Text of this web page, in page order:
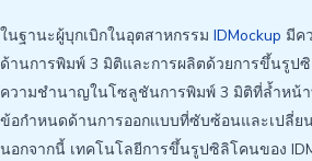
ในฐานะผู้บุกเบิกในอุตสาหกรรม IDMockup มีค
ด้านการพิมพ์ 3 มิติและการผลิตด้วยการขึ้นรูป
ความชำนาญในโซลูชันการพิมพ์ 3 มิติที่ล้ำหน้
ข้อกำหนดด้านการออกแบบที่ซับซ้อนและเปลี่ยน
นอกจากนี้ เทคโนโลยีการขึ้นรูปซิลิโคนของ